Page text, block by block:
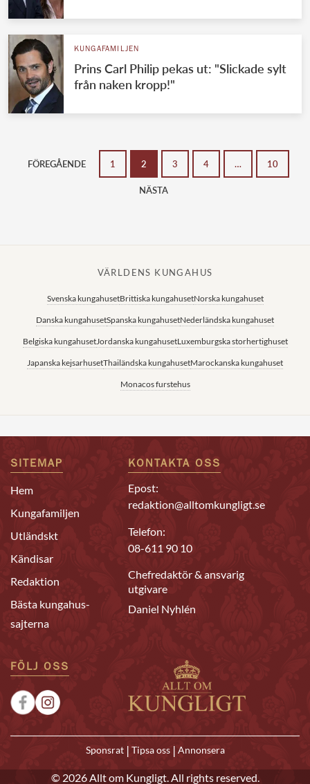
KUNGAFAMILJEN
Prins Carl Philip pekas ut: "Slickade sylt
från naken kropp!"
FÖREGÅENDE 1 2 3 4 … 10
NÄSTA
VÄRLDENS KUNGAHUS
Svenska kungahusetBrittiska kungahusetNorska kungahuset
Danska kungahusetSpanska kungahusetNederländska kungahuset
Belgiska kungahusetJordanska kungahusetLuxemburgska storhertighuset
Japanska kejsarhusetThailändska kungahusetMarockanska kungahuset
Monacos furstehus
SITEMAP
Hem
Kungafamiljen
Utländskt
Kändisar
Redaktion
Bästa kungahus-
sajterna
KONTAKTA OSS
Epost:
redaktion@alltomkungligt.se
Telefon:
08-611 90 10
Chefredaktör & ansvarig
utgivare
Daniel Nyhlén
FÖLJ OSS
Sponsrat | Tipsa oss | Annonsera
© 2026 Allt om Kungligt. All rights reserved.